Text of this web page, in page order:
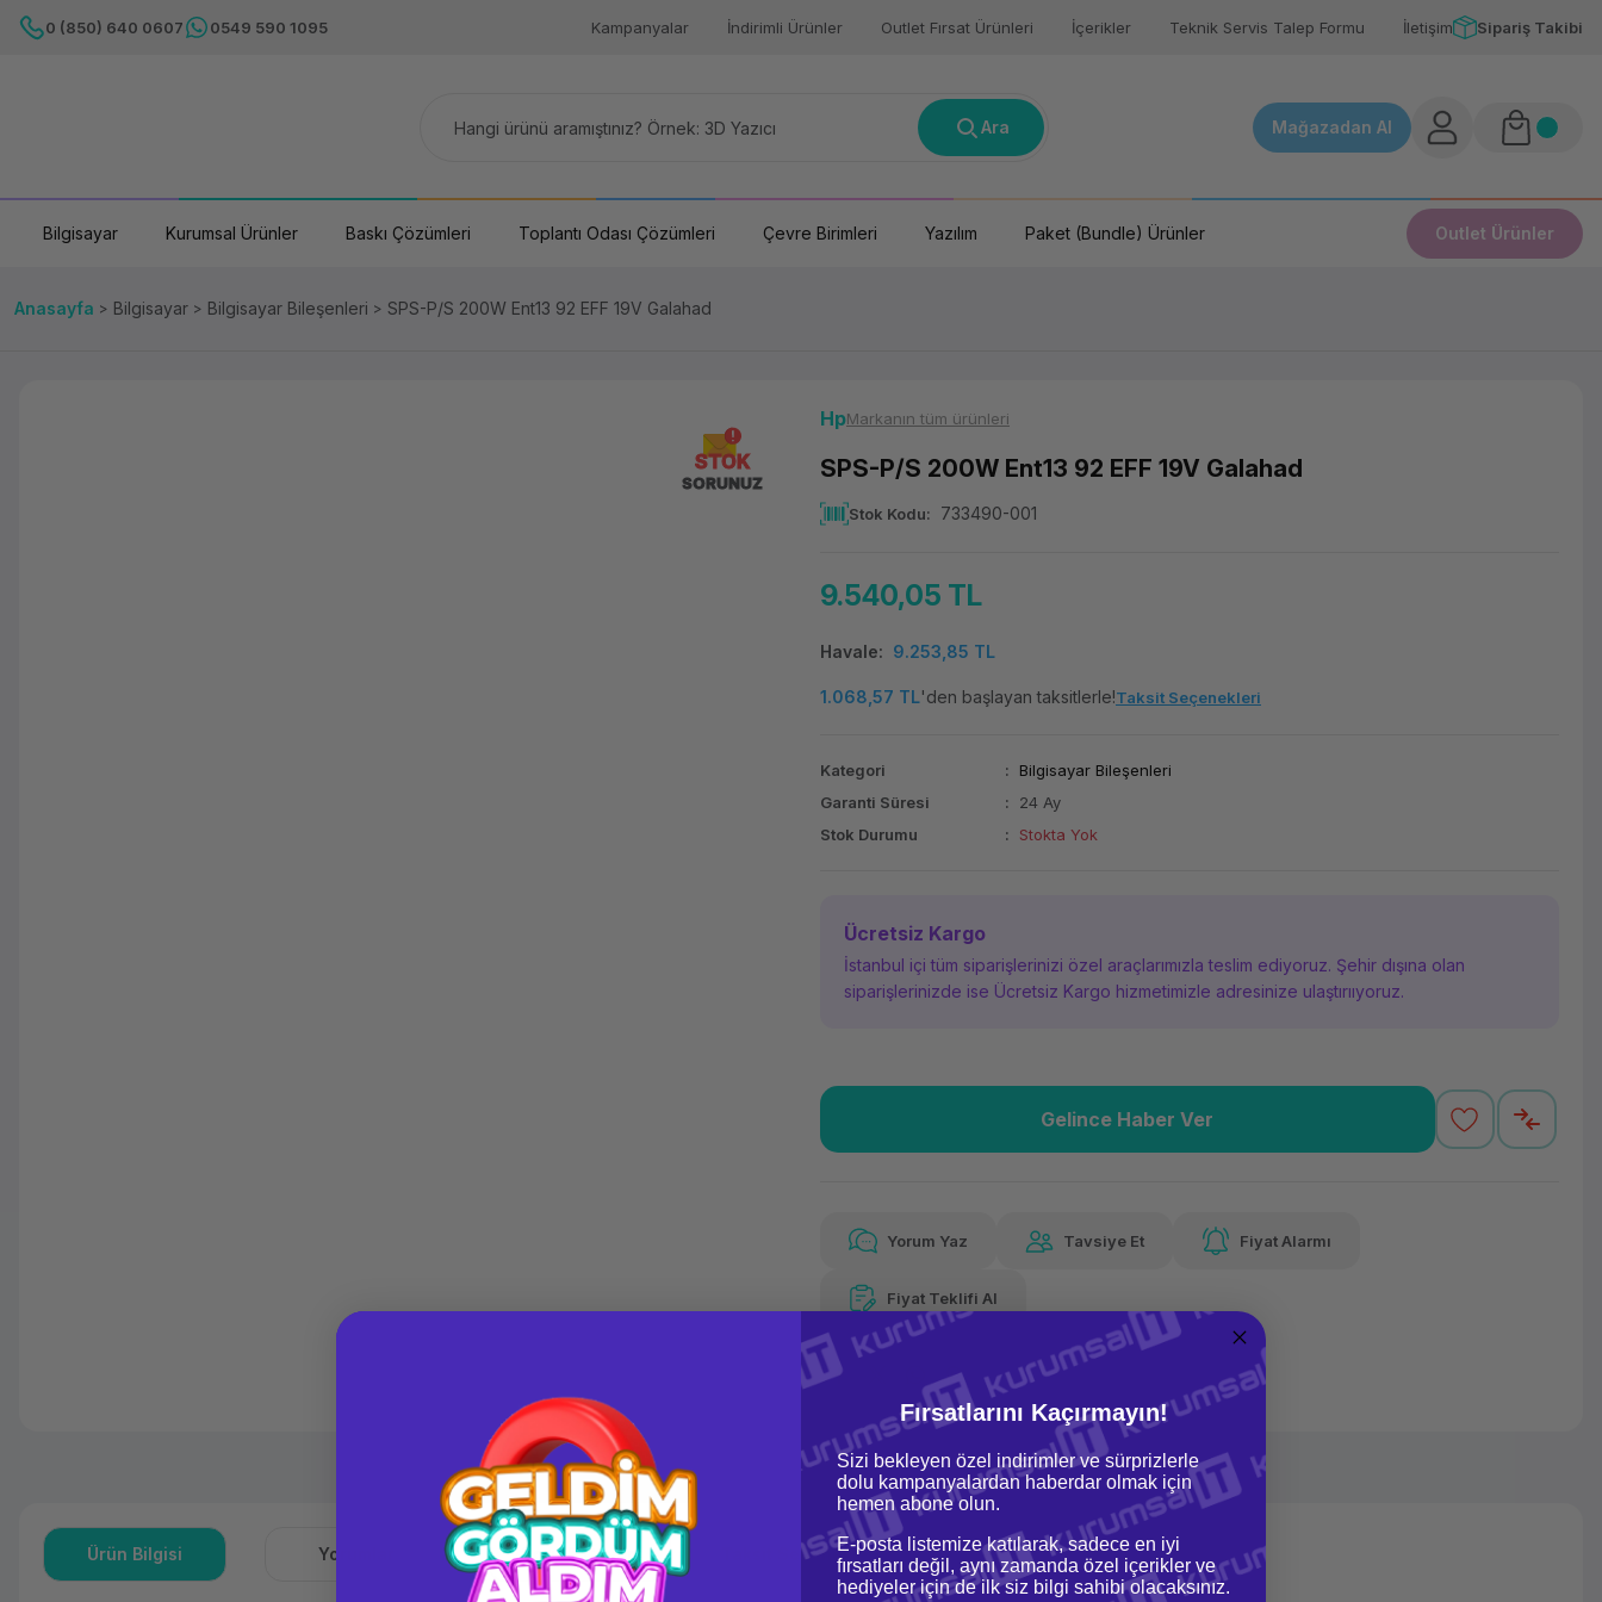
0 (850) 640 0607 0549 590 1095 Kampanyalar İndirimli Ürünler Outlet Fırsat Ürünleri İçerikler Teknik Servis Talep Formu İletişim Sipariş Takibi
Ara Mağazadan Al
Bilgisayar Kurumsal Ürünler Baskı Çözümleri Toplantı Odası Çözümleri Çevre Birimleri Yazılım Paket (Bundle) Ürünler Outlet Ürünler
Anasayfa Bilgisayar Bilgisayar Bileşenleri SPS-P/S 200W Ent13 92 EFF 19V Galahad
STOK
SORUNUZ
HpMarkanın tüm ürünleri
SPS-P/S 200W Ent13 92 EFF 19V Galahad
Stok Kodu 733490-001
9.540,05 TL
Havale 9.253,85 TL
1.068,57 TL'den başlayan taksitlerle!Taksit Seçenekleri
Kategori
Bilgisayar Bileşenleri
Garanti Süresi
24 Ay
Stok Durumu
Stokta Yok
Ücretsiz Kargo
İstanbul içi tüm siparişlerinizi özel araçlarımızla teslim ediyoruz. Şehir dışına olan
siparişlerinizde ise Ücretsiz Kargo hizmetimizle adresinize ulaştırııyoruz.
Güvenilir Alışveriş
Kolay iade imkanı
x 12
Aya varan taksit
Havalelerde
Özel indirim fırsatı
Gelince Haber Ver
Yorum Yaz Tavsiye Et Fiyat Alarmı
Fiyat Teklifi Al
Ürün Bilgisi Yorumlar Soru & Cevap Taksit Seçenekleri
Fırsatlarını Kaçırmayın!
Sizi bekleyen özel indirimler ve sürprizlerle
dolu kampanyalardan haberdar olmak için
hemen abone olun.
E-posta listemize katılarak, sadece en iyi
fırsatları değil, aynı zamanda özel içerikler ve
hediyeler için de ilk siz bilgi sahibi olacaksınız.